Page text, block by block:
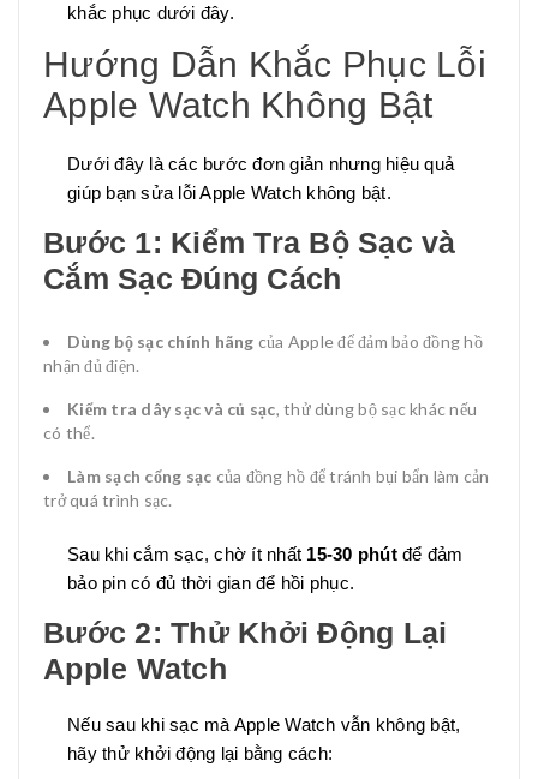
khắc phục dưới đây.
Hướng Dẫn Khắc Phục Lỗi
Apple Watch Không Bật
Dưới đây là các bước đơn giản nhưng hiệu quả
giúp bạn sửa lỗi Apple Watch không bật.
Bước 1: Kiểm Tra Bộ Sạc và
Cắm Sạc Đúng Cách
Dùng bộ sạc chính hãng của Apple để đảm bảo đồng hồ
nhận đủ điện.
Kiểm tra dây sạc và củ sạc, thử dùng bộ sạc khác nếu
có thể.
Làm sạch cổng sạc của đồng hồ để tránh bụi bẩn làm cản
trở quá trình sạc.
Sau khi cắm sạc, chờ ít nhất 15-30 phútđể đảm
bảo pin có đủ thời gian để hồi phục.
Bước 2: Thử Khởi Động Lại
Apple Watch
Nếu sau khi sạc mà Apple Watch vẫn không bật,
hãy thử khởi động lại bằng cách: